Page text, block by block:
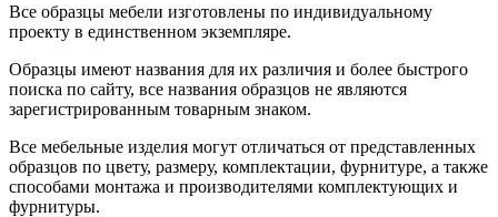
Все образцы мебели изготовлены по индивидуальному
проекту в единственном экземпляре.
Образцы имеют названия для их различия и более быстрого
поиска по сайту, все названия образцов не являются
зарегистрированным товарным знаком.
Все мебельные изделия могут отличаться от представленных
образцов по цвету, размеру, комплектации, фурнитуре, а также
способами монтажа и производителями комплектующих и
фурнитуры.